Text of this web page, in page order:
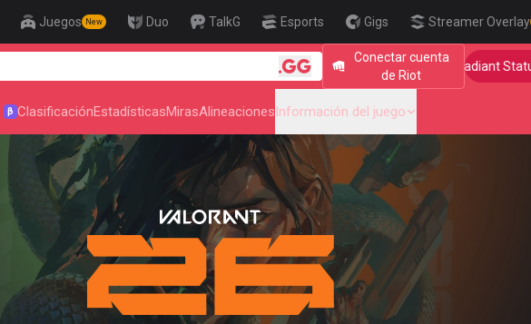
Juegos New Duo TalkG Esports Gigs Streamer Overlay
Conectar cuenta
de Riot
🎯 Level Up Your Aim to Radiant Status!
β ClasificaciónEstadísticasMirasAlineacionesInformación del juego